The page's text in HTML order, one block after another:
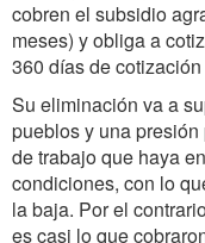
cobren el subsidio
meses) y obliga a
360 días de
Su eliminación va a
pueblos y una
de trabajo que haya
condiciones, con lo
la baja. Por el
es casi lo que